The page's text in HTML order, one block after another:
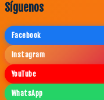
Síguenos
Facebook
Instagram
YouTube
WhatsApp